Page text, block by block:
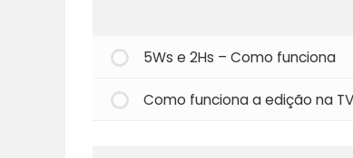
5Ws e 2Hs – Como funciona
Como funciona a edição na TV